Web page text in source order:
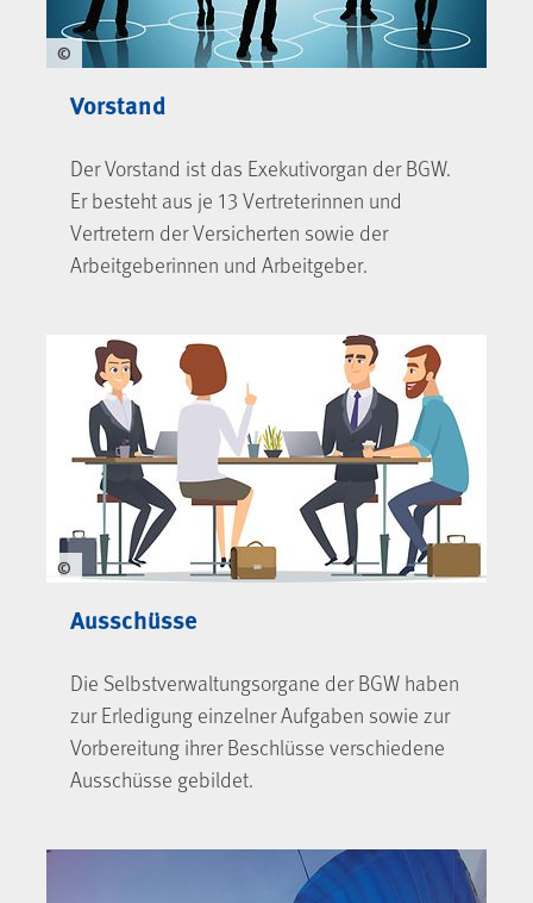
©
Vorstand
Der Vorstand ist das Exekutivorgan der BGW.
Er besteht aus je 13 Vertreterinnen und
Vertretern der Versicherten sowie der
Arbeitgeberinnen und Arbeitgeber.
©
Ausschüsse
Die Selbstverwaltungsorgane der BGW haben
zur Erledigung einzelner Aufgaben sowie zur
Vorbereitung ihrer Beschlüsse verschiedene
Ausschüsse gebildet.